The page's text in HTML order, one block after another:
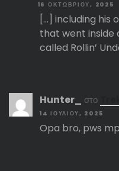
16 ΟΚΤΩΒΡΊΟΥ, 2025
[…] including his
that went inside
called Rollin’
Hunter_ στο
14 ΙΟΥΛΊΟΥ, 2025
Opa bro, pws